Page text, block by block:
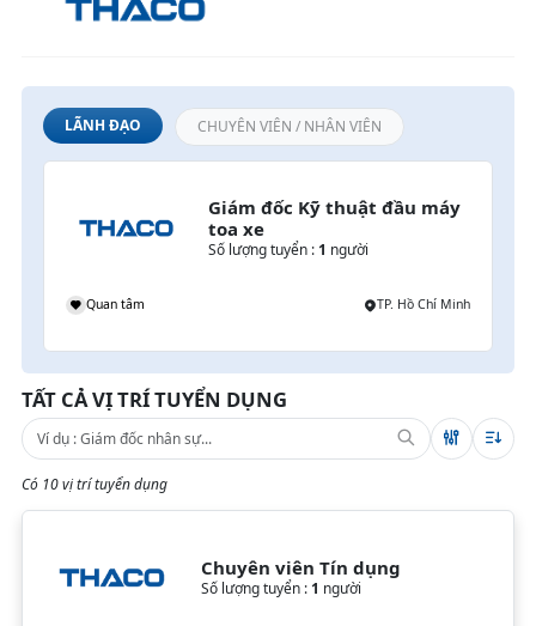
LÃNH ĐẠO CHUYÊN VIÊN / NHÂN VIÊN
Giám đốc Kỹ thuật đầu máy
toa xe
Số lượng tuyển : 1 người
Quan tâm TP. Hồ Chí Minh
TẤT CẢ VỊ TRÍ TUYỂN DỤNG
Có 10 vị trí tuyển dụng
Chuyên viên Tín dụng
Số lượng tuyển : 1 người